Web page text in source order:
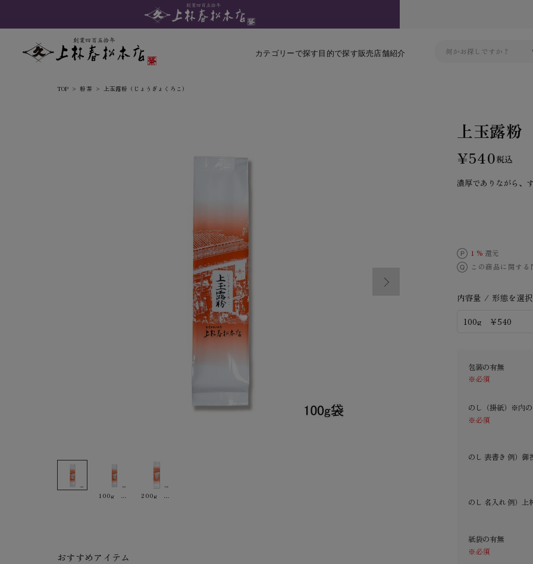
カテゴリーで探す目的で探す販売店舗紹介
TOP 粉茶 上玉露粉（じょうぎょくろこ）
100g ￥540 200g ￥1,080
おすすめアイテム
上玉露粉
¥540税込
濃厚でありながら、
1 % 還元
この商品に関す
内容量 / 形態を選
包装の有無
※必須
のし（掛紙）※内
※必須
のし 表書き 例）御
のし 名入れ 例）上
紙袋の有無
※必須